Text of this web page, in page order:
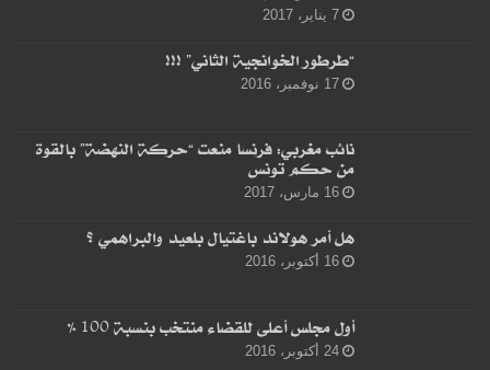
7 يناير، 2017
“طرطور الخوانجية الثاني” !!!
17 نوفمبر، 2016
نائب مغربي: فرنسا منعت “حركة النهضة” بالقوة
من حكم تونس
16 مارس، 2017
هل أمر هولاند باغتيال بلعيد والبراهمي ؟
16 أكتوبر، 2016
أول مجلس أعلى للقضاء منتخب بنسبة 100 %
24 أكتوبر، 2016